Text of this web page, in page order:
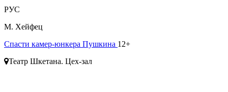
РУС
М. Хейфец
Спасти камер-юнкера Пушкина 12+
Театр Шкетана. Цех-зал